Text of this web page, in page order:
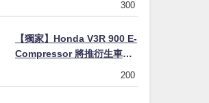
7mm後移16mm直上×三色×
300
【獨家】Honda V3R 900 E-
Compressor 將推衍生車
中，CG 預想曝光！
200